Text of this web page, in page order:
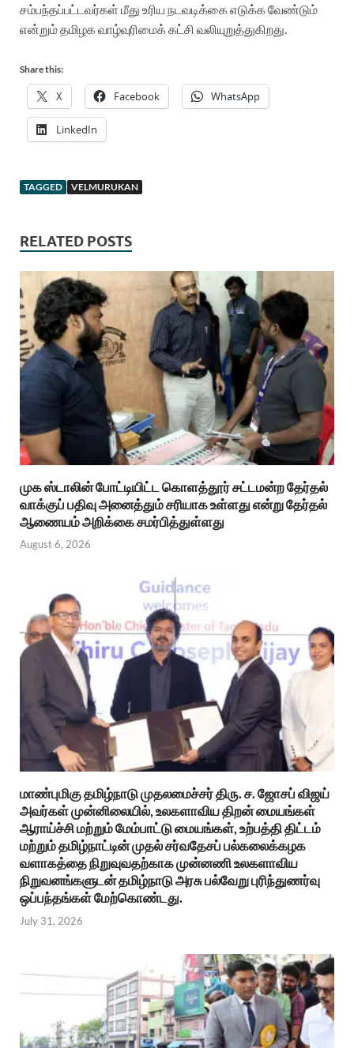
சம்பந்தப்பட்டவர்கள் மீது உரிய நடவடிக்கை எடுக்க வேண்டும்
என்றும் தமிழக வாழ்வுரிமைக் கட்சி வலியுறுத்துகிறது.
Share this:
X Facebook WhatsApp
LinkedIn
TAGGED VELMURUKAN
RELATED POSTS
முக ஸ்டாலின் போட்டியிட்ட கொளத்தூர் சட்டமன்ற தேர்தல்
வாக்குப் பதிவு அனைத்தும் சரியாக உள்ளது என்று தேர்தல்
ஆணையம் அறிக்கை சமர்பித்துள்ளது
August 6, 2026
மாண்புமிகு தமிழ்நாடு முதலமைச்சர் திரு. ச. ஜோசப் விஜய்
அவர்கள் முன்னிலையில், உலகளாவிய திறன் மையங்கள்
ஆராய்ச்சி மற்றும் மேம்பாட்டு மையங்கள், உற்பத்தி திட்டம்
மற்றும் தமிழ்நாட்டின் முதல் சர்வதேசப் பல்கலைக்கழக
வளாகத்தை நிறுவுவதற்காக முன்னணி உலகளாவிய
நிறுவனங்களுடன் தமிழ்நாடு அரசு பல்வேறு புரிந்துணர்வு
ஒப்பந்தங்கள் மேற்கொண்டது.
July 31, 2026